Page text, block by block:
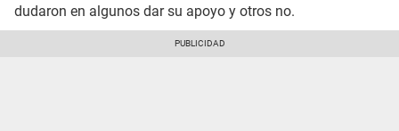
dudaron en algunos dar su apoyo y otros no.